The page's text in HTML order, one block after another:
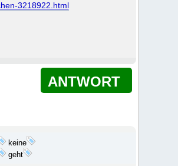
3218922.html
ANTWORT
keine
geht